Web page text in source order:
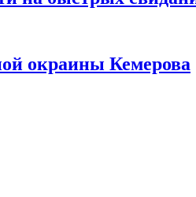
окраины Кемерова